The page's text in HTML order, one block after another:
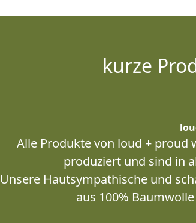
kurze
Alle Produkte von loud + proud
produziert und sind in
Unsere Hautsympathische und
aus 100%